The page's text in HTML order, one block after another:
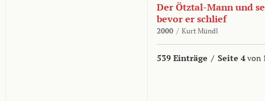
Der Ötztal-Mann und
bevor er schlief
2000 / Kurt Mündl
539 Einträge / Seite 4von